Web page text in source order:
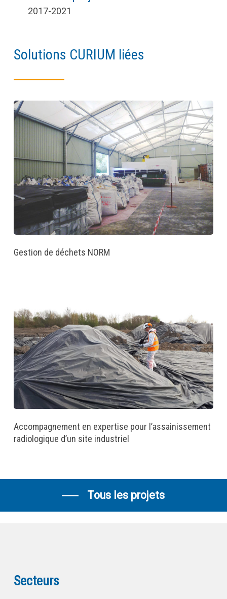
2017-2021
Solutions CURIUM liées
Gestion de déchets NORM
Accompagnement en expertise pour l’assainissement
radiologique d’un site industriel
Tous les projets
Secteurs